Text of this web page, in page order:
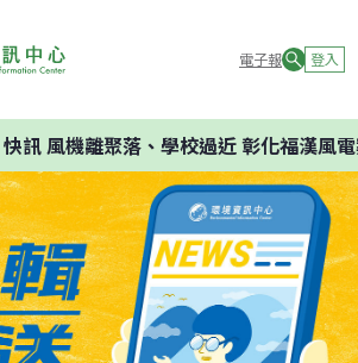
電子報 登入
快訊風機離聚落、學校過近 彰化福漢風電